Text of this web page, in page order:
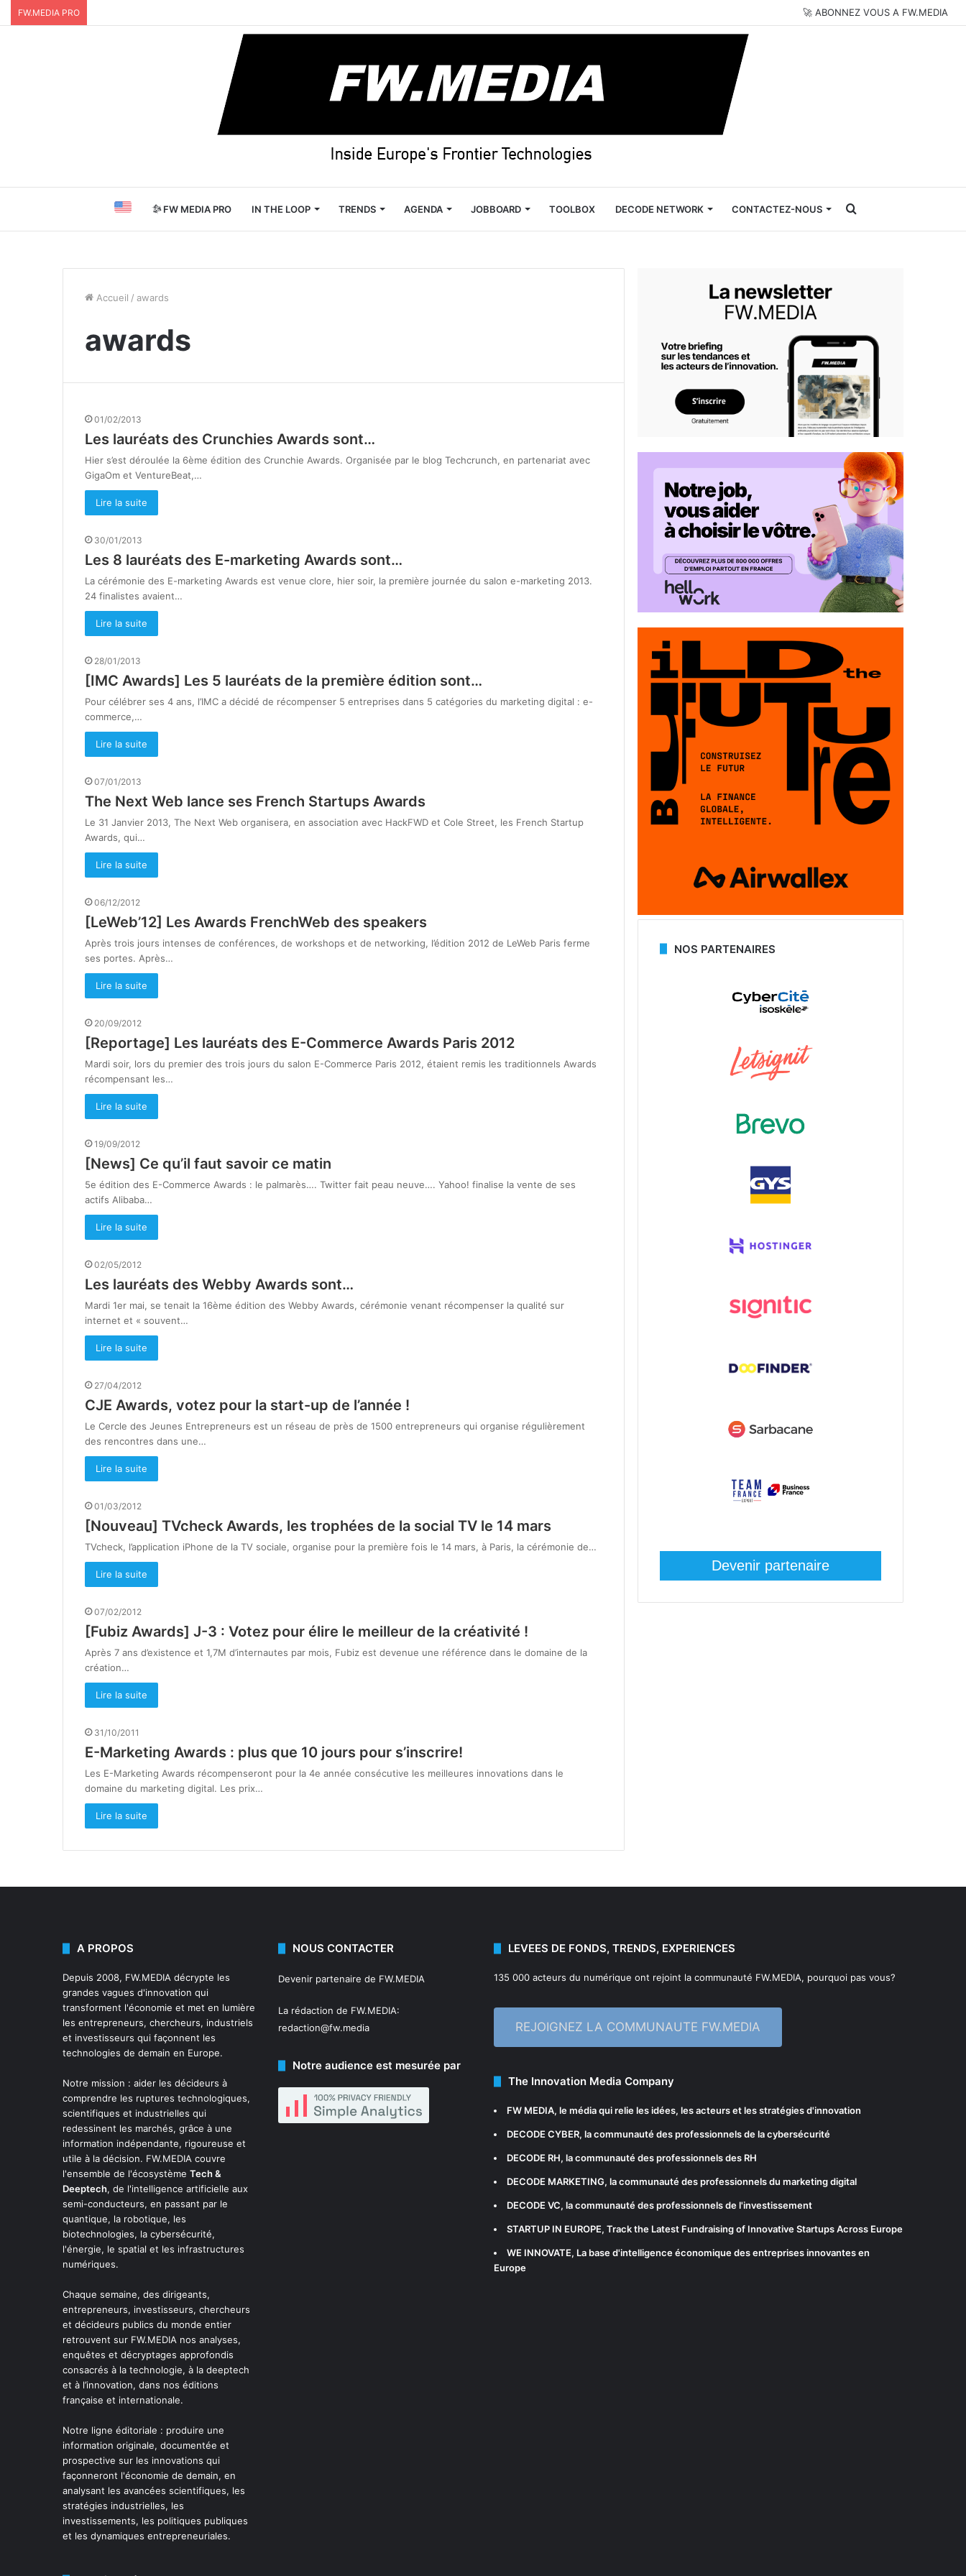
FW.MEDIA PRO 🚀 ABONNEZ VOUS A FW.MEDIA
FW MEDIA PRO IN THE LOOP TRENDS AGENDA JOBBOARD TOOLBOX DECODE NETWORK CONTACTEZ-NOUS Rechercher
Accueil / awards
awards
01/02/2013
Les lauréats des Crunchies Awards sont…
Hier s’est déroulée la 6ème édition des Crunchie Awards. Organisée par le blog Techcrunch, en partenariat avec
GigaOm et VentureBeat,…
Lire la suite
30/01/2013
Les 8 lauréats des E-marketing Awards sont…
La cérémonie des E-marketing Awards est venue clore, hier soir, la première journée du salon e-marketing 2013.
24 finalistes avaient…
Lire la suite
28/01/2013
[IMC Awards] Les 5 lauréats de la première édition sont…
Pour célébrer ses 4 ans, l’IMC a décidé de récompenser 5 entreprises dans 5 catégories du marketing digital : e-
commerce,…
Lire la suite
07/01/2013
The Next Web lance ses French Startups Awards
Le 31 Janvier 2013, The Next Web organisera, en association avec HackFWD et Cole Street, les French Startup
Awards, qui…
Lire la suite
06/12/2012
[LeWeb’12] Les Awards FrenchWeb des speakers
Après trois jours intenses de conférences, de workshops et de networking, l’édition 2012 de LeWeb Paris ferme
ses portes. Après…
Lire la suite
20/09/2012
[Reportage] Les lauréats des E-Commerce Awards Paris 2012
Mardi soir, lors du premier des trois jours du salon E-Commerce Paris 2012, étaient remis les traditionnels Awards
récompensant les…
Lire la suite
19/09/2012
[News] Ce qu’il faut savoir ce matin
5e édition des E-Commerce Awards : le palmarès…. Twitter fait peau neuve…. Yahoo! finalise la vente de ses
actifs Alibaba…
Lire la suite
02/05/2012
Les lauréats des Webby Awards sont…
Mardi 1er mai, se tenait la 16ème édition des Webby Awards, cérémonie venant récompenser la qualité sur
internet et « souvent…
Lire la suite
27/04/2012
CJE Awards, votez pour la start-up de l’année !
Le Cercle des Jeunes Entrepreneurs est un réseau de près de 1500 entrepreneurs qui organise régulièrement
des rencontres dans une…
Lire la suite
01/03/2012
[Nouveau] TVcheck Awards, les trophées de la social TV le 14 mars
TVcheck, l’application iPhone de la TV sociale, organise pour la première fois le 14 mars, à Paris, la cérémonie de…
Lire la suite
07/02/2012
[Fubiz Awards] J-3 : Votez pour élire le meilleur de la créativité !
Après 7 ans d’existence et 1,7M d’internautes par mois, Fubiz est devenue une référence dans le domaine de la
création…
Lire la suite
31/10/2011
E-Marketing Awards : plus que 10 jours pour s’inscrire!
Les E-Marketing Awards récompenseront pour la 4e année consécutive les meilleures innovations dans le
domaine du marketing digital. Les prix…
Lire la suite
NOS PARTENAIRES
Devenir partenaire
A PROPOS
Depuis 2008, FW.MEDIA décrypte les
grandes vagues d'innovation qui
transforment l'économie et met en lumière
les entrepreneurs, chercheurs, industriels
et investisseurs qui façonnent les
technologies de demain en Europe.
Notre mission : aider les décideurs à
comprendre les ruptures technologiques,
scientifiques et industrielles qui
redessinent les marchés, grâce à une
information indépendante, rigoureuse et
utile à la décision. FW.MEDIA couvre
l'ensemble de l'écosystème Tech &
Deeptech, de l'intelligence artificielle aux
semi-conducteurs, en passant par le
quantique, la robotique, les
biotechnologies, la cybersécurité,
l'énergie, le spatial et les infrastructures
numériques.
Chaque semaine, des dirigeants,
entrepreneurs, investisseurs, chercheurs
et décideurs publics du monde entier
retrouvent sur FW.MEDIA nos analyses,
enquêtes et décryptages approfondis
consacrés à la technologie, à la deeptech
et à l’innovation, dans nos éditions
française et internationale.
Notre ligne éditoriale : produire une
information originale, documentée et
prospective sur les innovations qui
façonneront l'économie de demain, en
analysant les avancées scientifiques, les
stratégies industrielles, les
investissements, les politiques publiques
et les dynamiques entrepreneuriales.
NOUS CONTACTER
Devenir partenaire de FW.MEDIA
La rédaction de FW.MEDIA:
redaction@fw.media
Notre audience est mesurée par
LEVEES DE FONDS, TRENDS, EXPERIENCES
135 000 acteurs du numérique ont rejoint la communauté FW.MEDIA, pourquoi pas vous?
REJOIGNEZ LA COMMUNAUTE FW.MEDIA
The Innovation Media Company
FW MEDIA, le média qui relie les idées, les acteurs et les stratégies d'innovation
DECODE CYBER, la communauté des professionnels de la cybersécurité
DECODE RH, la communauté des professionnels des RH
DECODE MARKETING, la communauté des professionnels du marketing digital
DECODE VC, la communauté des professionnels de l'investissement
STARTUP IN EUROPE, Track the Latest Fundraising of Innovative Startups Across Europe
WE INNOVATE, La base d'intelligence économique des entreprises innovantes en
Europe